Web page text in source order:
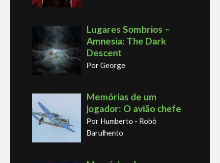
Lugares Sombrios –
Amnesia: The Dark
Descent
Por George
Memórias de um
jogador: O avião chefe
Por Humberto - Robô
Barulhento